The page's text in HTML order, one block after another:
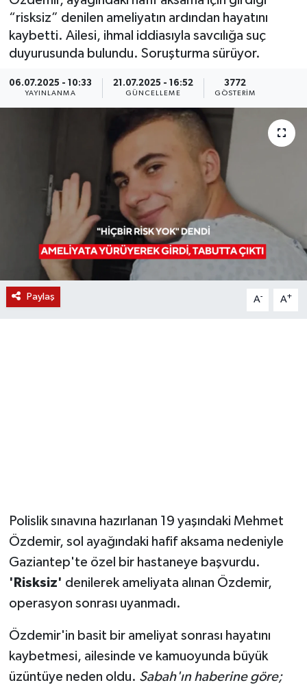
“risksiz” denilen ameliyatın ardından hayatını
kaybetti. Ailesi, ihmal iddiasıyla savcılığa suç
duyurusunda bulundu. Soruşturma sürüyor.
06.07.2025 - 10:33
YAYINLANMA
21.07.2025 - 16:52
GÜNCELLEME
3772
GÖSTERIM
Paylaş A- A+
Polislik sınavına hazırlanan 19 yaşındaki Mehmet
Özdemir, sol ayağındaki hafif aksama nedeniyle
Gaziantep'te özel bir hastaneye başvurdu.
'Risksiz' denilerek ameliyata alınan Özdemir,
operasyon sonrası uyanmadı.
Özdemir'in basit bir ameliyat sonrası hayatını
kaybetmesi, ailesinde ve kamuoyunda büyük
üzüntüye neden oldu. Sabah'ın haberine göre;
KÜLTÜR SANAT
YAŞAM
LIFE
SARIGÖL
SARUHANLI
SELENDİ
GÖLMARMARA
GÖRDES
KÖPRÜBAŞI
SOMA
KÖPRÜBAŞI
KULA
SALİHLİ
ŞEHZADELER
SELENDİ
SOMA
TURGUTLU
EKONOMİ
EĞİTİM
KÜLTÜR SANAT
LIFE
BİLİM VE TEKNOLOJİ
YAZARLAR
MANİSA'NIN YÖRESEL LEZZETLERİ